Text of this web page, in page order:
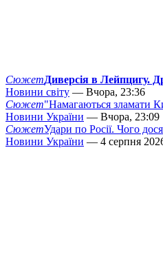
СюжетДиверсія в Лейпцигу.
Новини світу — Вчора, 23:36
Сюжет"Намагаються зламати
Новини України — Вчора, 23:09
СюжетУдари по Росії. Чого
Новини України — 4 серпня